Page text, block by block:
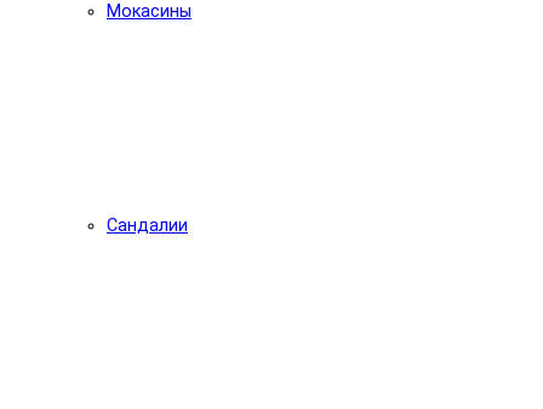
Мокасины
Сандалии